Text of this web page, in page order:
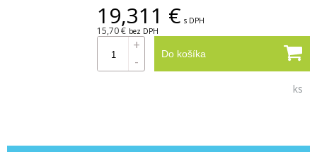
19,311 € s DPH
15,70 € bez DPH
Do košíka
+
-
ks